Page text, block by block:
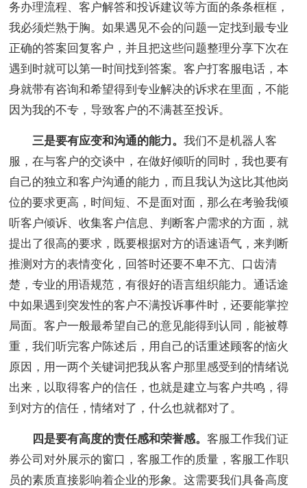
务办理流程、客户解答和投诉建议等方面的条条框框，
我必须烂熟于胸。如果遇见不会的问题一定找到最专业
正确的答案回复客户，并且把这些问题整理分享下次在
遇到时就可以第一时间找到答案。客户打客服电话，本
身就带有咨询和希望得到专业解决的诉求在里面，不能
因为我的不专，导致客户的不满甚至投诉。
三是要有应变和沟通的能力。我们不是机器人客
服，在与客户的交谈中，在做好倾听的同时，我也要有
自己的独立和客户沟通的能力，而且我认为这比其他岗
位的要求更高，时间短、不是面对面，那么在考验我倾
听客户倾诉、收集客户信息、判断客户需求的方面，就
提出了很高的要求，既要根据对方的语速语气，来判断
推测对方的表情变化，回答时还要不卑不亢、口齿清
楚，专业的用语规范，有很好的语言组织能力。通话途
中如果遇到突发性的客户不满投诉事件时，还要能掌控
局面。客户一般最希望自己的意见能得到认同，能被尊
重，我们听完客户陈述后，用自己的话重述顾客的恼火
原因，用一两个关键词把我从客户那里感受到的情绪说
出来，以取得客户的信任，也就是建立与客户共鸣，得
到对方的信任，情绪对了，什么也就都对了。
四是要有高度的责任感和荣誉感。客服工作我们证
券公司对外展示的窗口，客服工作的质量，客服工作职
员的素质直接影响着企业的形象。这需要我们具备高度